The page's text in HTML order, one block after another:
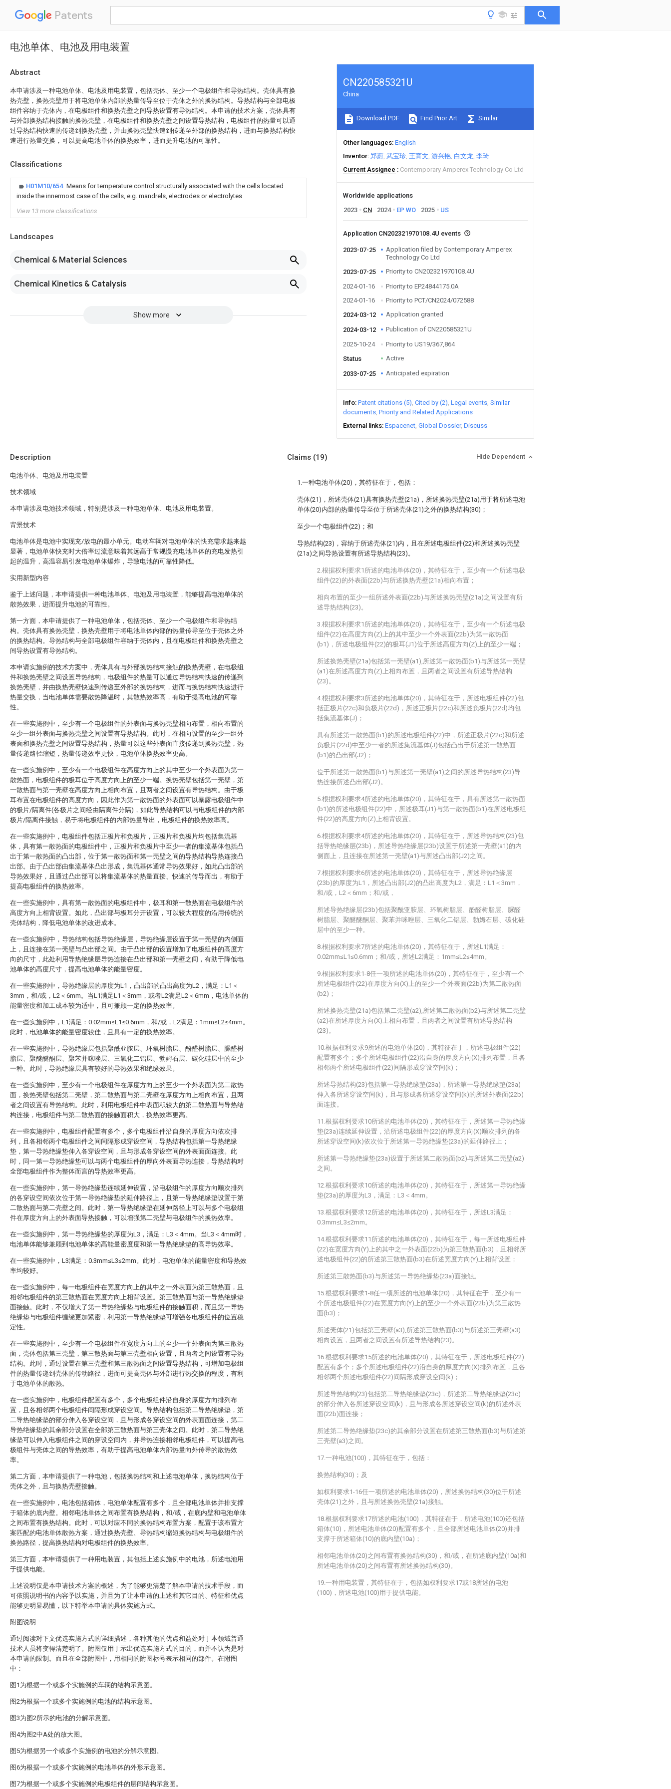
Patents
电池单体、电池及用电装置
Abstract
本申请涉及一种电池单体、电池及用电装置，包括壳体、至少一个电极组件和导热结构。壳体具有换
热壳壁，换热壳壁用于将电池单体内部的热量传导至位于壳体之外的换热结构。导热结构与全部电极
组件容纳于壳体内，在电极组件和换热壳壁之间导热设置有导热结构。本申请的技术方案，壳体具有
与外部换热结构接触的换热壳壁，在电极组件和换热壳壁之间设置导热结构，电极组件的热量可以通
过导热结构快速的传递到换热壳壁，并由换热壳壁快速到传递至外部的换热结构，进而与换热结构快
速进行热量交换，可以提高电池单体的换热效率，进而提升电池的可靠性。
Classifications
H01M10/654 Means for temperature control structurally associated with the cells located
inside the innermost case of the cells, e.g. mandrels, electrodes or electrolytes
View 13 more classifications
Landscapes
Chemical & Material Sciences
Chemical Kinetics & Catalysis
Show more
CN220585321U
China
Download PDF Find Prior Art Similar
Other languages English
Inventor 郑蔚 武宝珍 王育文 游兴艳 白文龙 李琦
Current Assignee
Contemporary Amperex Technology Co Ltd
Worldwide applications
2023
CN 2024 EP WO 2025 US
Application CN202321970108.4U events
2023-07-25
Application filed by Contemporary Amperex
Technology Co Ltd
2023-07-25
Priority to CN202321970108.4U
2024-01-16
Priority to EP24844175.0A
2024-01-16
Priority to PCT/CN2024/072588
2024-03-12
Application granted
2024-03-12
Publication of CN220585321U
2025-10-24
Priority to US19/367,864
Status
Active
2033-07-25 Anticipated expiration
Info Patent citations (5) Cited by (2) Legal events Similar
documents Priority and Related Applications
External links Espacenet Global Dossier Discuss
Description
电池单体、电池及用电装置
技术领域
本申请涉及电池技术领域，特别是涉及一种电池单体、电池及用电装置。
背景技术
电池单体是电池中实现充/放电的最小单元。电动车辆对电池单体的快充需求越来越
显著，电池单体快充时大倍率过流意味着其远高于常规慢充电池单体的充电发热引
起的温升，高温容易引发电池单体爆炸，导致电池的可靠性降低。
实用新型内容
鉴于上述问题，本申请提供一种电池单体、电池及用电装置，能够提高电池单体的
散热效果，进而提升电池的可靠性。
第一方面，本申请提供了一种电池单体，包括壳体、至少一个电极组件和导热结
构。壳体具有换热壳壁，换热壳壁用于将电池单体内部的热量传导至位于壳体之外
的换热结构。导热结构与全部电极组件容纳于壳体内，且在电极组件和换热壳壁之
间导热设置有导热结构。
本申请实施例的技术方案中，壳体具有与外部换热结构接触的换热壳壁，在电极组
件和换热壳壁之间设置导热结构，电极组件的热量可以通过导热结构快速的传递到
换热壳壁，并由换热壳壁快速到传递至外部的换热结构，进而与换热结构快速进行
热量交换，当电池单体需要散热降温时，其散热效率高，有助于提高电池的可靠
性。
在一些实施例中，至少有一个电极组件的外表面与换热壳壁相向布置，相向布置的
至少一组外表面与换热壳壁之间设置有导热结构。此时，在相向设置的至少一组外
表面和换热壳壁之间设置导热结构，热量可以这些外表面直接传递到换热壳壁，热
量传递路径缩短，热量传递效率更快，电池单体换热效率更高。
在一些实施例中，至少有一个电极组件在高度方向上的其中至少一个外表面为第一
散热面，电极组件的极耳位于高度方向上的至少一端。换热壳壁包括第一壳壁，第
一散热面与第一壳壁在高度方向上相向布置，且两者之间设置有导热结构。由于极
耳布置在电极组件的高度方向，因此作为第一散热面的外表面可以暴露电极组件中
的极片/隔离件(各极片之间经由隔离件分隔)，如此导热结构可以与电极组件的内部
极片/隔离件接触，易于将电极组件的内部热量导出，电极组件的换热效率高。
在一些实施例中，电极组件包括正极片和负极片，正极片和负极片均包括集流基
体，具有第一散热面的电极组件中，正极片和负极片中至少一者的集流基体包括凸
出于第一散热面的凸出部，位于第一散热面和第一壳壁之间的导热结构导热连接凸
出部。由于凸出部由集流基体凸出形成，集流基体通常导热效果好，如此凸出部的
导热效果好，且通过凸出部可以将集流基体的热量直接、快速的传导而出，有助于
提高电极组件的换热效率。
在一些实施例中，具有第一散热面的电极组件中，极耳和第一散热面在电极组件的
高度方向上相背设置。如此，凸出部与极耳分开设置，可以较大程度的沿用传统的
壳体结构，降低电池单体的改进成本。
在一些实施例中，导热结构包括导热绝缘层，导热绝缘层设置于第一壳壁的内侧面
上，且连接在第一壳壁与凸出部之间。由于凸出部的设置增加了电极组件的高度方
向的尺寸，此处利用导热绝缘层导热连接在凸出部和第一壳壁之间，有助于降低电
池单体的高度尺寸，提高电池单体的能量密度。
在一些实施例中，导热绝缘层的厚度为L1，凸出部的凸出高度为L2，满足：L1＜
3mm，和/或，L2＜6mm。当L1满足L1＜3mm，或者L2满足L2＜6mm，电池单体的
能量密度和加工成本较为适中，且可兼顾一定的换热效率。
在一些实施例中，L1满足：0.02mm≤L1≤0.6mm，和/或，L2满足：1mm≤L2≤4mm。
此时，电池单体的能量密度较佳，且具有一定的换热效率。
在一些实施例中，导热绝缘层包括聚酰亚胺层、环氧树脂层、酚醛树脂层、脲醛树
脂层、聚醚醚酮层、聚苯并咪唑层、三氧化二铝层、勃姆石层、碳化硅层中的至少
一种。此时，导热绝缘层具有较好的导热效果和绝缘效果。
在一些实施例中，至少有一个电极组件在厚度方向上的至少一个外表面为第二散热
面，换热壳壁包括第二壳壁，第二散热面与第二壳壁在厚度方向上相向布置，且两
者之间设置有导热结构。此时，利用电极组件中表面积较大的第二散热面与导热结
构连接，电极组件与第二散热面的接触面积大，换热效率更高。
在一些实施例中，电极组件配置有多个，多个电极组件沿自身的厚度方向依次排
列，且各相邻两个电极组件之间间隔形成穿设空间，导热结构包括第一导热绝缘
垫，第一导热绝缘垫伸入各穿设空间，且与形成各穿设空间的外表面面连接。此
时，同一第一导热绝缘垫可以与两个电极组件的厚向外表面导热连接，导热结构对
全部电极组件作为整体而言的导热效率更高。
在一些实施例中，第一导热绝缘垫连续延伸设置，沿电极组件的厚度方向顺次排列
的各穿设空间依次位于第一导热绝缘垫的延伸路径上，且第一导热绝缘垫设置于第
二散热面与第二壳壁之间。此时，第一导热绝缘垫在延伸路径上可以与多个电极组
件在厚度方向上的外表面导热接触，可以增强第二壳壁与电极组件的换热效率。
在一些实施例中，第一导热绝缘垫的厚度为L3，满足：L3＜4mm。当L3＜4mm时，
电池单体能够兼顾到电池单体的高能量密度度和第一导热绝缘垫的高导热效率。
在一些实施例中，L3满足：0.3mm≤L3≤2mm。此时，电池单体的能量密度和导热效
率均较好。
在一些实施例中，每一电极组件在宽度方向上的其中之一外表面为第三散热面，且
相邻电极组件的第三散热面在宽度方向上相背设置。第三散热面与第一导热绝缘垫
面接触。此时，不仅增大了第一导热绝缘垫与电极组件的接触面积，而且第一导热
绝缘垫与电极组件缠绕更加紧密，利用第一导热绝缘垫可增强各电极组件的位置稳
定性。
在一些实施例中，至少有一个电极组件在宽度方向上的至少一个外表面为第三散热
面，壳体包括第三壳壁，第三散热面与第三壳壁相向设置，且两者之间设置有导热
结构。此时，通过设置在第三壳壁和第三散热面之间设置导热结构，可增加电极组
件的热量传递到壳体的传动路径，进而可提高壳体与外部进行热交换的程度，有利
于电池单体的散热。
在一些实施例中，电极组件配置有多个，多个电极组件沿自身的厚度方向排列布
置，且各相邻两个电极组件间隔形成穿设空间。导热结构包括第二导热绝缘垫，第
二导热绝缘垫的部分伸入各穿设空间，且与形成各穿设空间的外表面面连接，第二
导热绝缘垫的其余部分设置在全部第三散热面与第三壳体之间。此时，第二导热绝
缘垫可以伸入电极组件之间的穿设空间内，并导热连接相邻电极组件，可以提高电
极组件与壳体之间的导热效率，有助于提高电池单体内部热量向外传导的散热效
率。
第二方面，本申请提供了一种电池，包括换热结构和上述电池单体，换热结构位于
壳体之外，且与换热壳壁接触。
在一些实施例中，电池包括箱体，电池单体配置有多个，且全部电池单体并排支撑
于箱体的底内壁。相邻电池单体之间布置有换热结构，和/或，在底内壁和电池单体
之间布置有换热结构。此时，可以对应不同的换热结构布置方案，配置于该布置方
案匹配的电池单体散热方案，通过换热壳壁、导热结构缩短换热结构与电极组件的
换热路径，提高换热结构对电极组件的换热效率。
第三方面，本申请提供了一种用电装置，其包括上述实施例中的电池，所述电池用
于提供电能。
上述说明仅是本申请技术方案的概述，为了能够更清楚了解本申请的技术手段，而
可依照说明书的内容予以实施，并且为了让本申请的上述和其它目的、特征和优点
能够更明显易懂，以下特举本申请的具体实施方式。
附图说明
通过阅读对下文优选实施方式的详细描述，各种其他的优点和益处对于本领域普通
技术人员将变得清楚明了。附图仅用于示出优选实施方式的目的，而并不认为是对
本申请的限制。而且在全部附图中，用相同的附图标号表示相同的部件。在附图
中：
图1为根据一个或多个实施例的车辆的结构示意图。
图2为根据一个或多个实施例的电池的结构示意图。
图3为图2所示的电池的分解示意图。
图4为图2中A处的放大图。
图5为根据另一个或多个实施例的电池的分解示意图。
图6为根据一个或多个实施例的电池单体的外形示意图。
图7为根据一个或多个实施例的电极组件的层间结构示意图。
Claims (19) Hide Dependent
1.一种电池单体(20)，其特征在于，包括：
壳体(21)，所述壳体(21)具有换热壳壁(21a)，所述换热壳壁(21a)用于将所述电池
单体(20)内部的热量传导至位于所述壳体(21)之外的换热结构(30)；
至少一个电极组件(22)；和
导热结构(23)，容纳于所述壳体(21)内，且在所述电极组件(22)和所述换热壳壁
(21a)之间导热设置有所述导热结构(23)。
2.根据权利要求1所述的电池单体(20)，其特征在于，至少有一个所述电极
组件(22)的外表面(22b)与所述换热壳壁(21a)相向布置；
相向布置的至少一组所述外表面(22b)与所述换热壳壁(21a)之间设置有所
述导热结构(23)。
3.根据权利要求1所述的电池单体(20)，其特征在于，至少有一个所述电极
组件(22)在高度方向(Z)上的其中至少一个外表面(22b)为第一散热面
(b1)，所述电极组件(22)的极耳(J1)位于所述高度方向(Z)上的至少一端；
所述换热壳壁(21a)包括第一壳壁(a1),所述第一散热面(b1)与所述第一壳壁
(a1)在所述高度方向(Z)上相向布置，且两者之间设置有所述导热结构
(23)。
4.根据权利要求3所述的电池单体(20)，其特征在于，所述电极组件(22)包
括正极片(22c)和负极片(22d)，所述正极片(22c)和所述负极片(22d)均包
括集流基体(J)；
具有所述第一散热面(b1)的所述电极组件(22)中，所述正极片(22c)和所述
负极片(22d)中至少一者的所述集流基体(J)包括凸出于所述第一散热面
(b1)的凸出部(J2)；
位于所述第一散热面(b1)与所述第一壳壁(a1)之间的所述导热结构(23)导
热连接所述凸出部(J2)。
5.根据权利要求4所述的电池单体(20)，其特征在于，具有所述第一散热面
(b1)的所述电极组件(22)中，所述极耳(J1)与第一散热面(b1)在所述电极组
件(22)的高度方向(Z)上相背设置。
6.根据权利要求4所述的电池单体(20)，其特征在于，所述导热结构(23)包
括导热绝缘层(23b)，所述导热绝缘层(23b)设置于所述第一壳壁(a1)的内
侧面上，且连接在所述第一壳壁(a1)与所述凸出部(J2)之间。
7.根据权利要求6所述的电池单体(20)，其特征在于，所述导热绝缘层
(23b)的厚度为L1，所述凸出部(J2)的凸出高度为L2，满足：L1＜3mm，
和/或，L2＜6mm；和/或，
所述导热绝缘层(23b)包括聚酰亚胺层、环氧树脂层、酚醛树脂层、脲醛
树脂层、聚醚醚酮层、聚苯并咪唑层、三氧化二铝层、勃姆石层、碳化硅
层中的至少一种。
8.根据权利要求7所述的电池单体(20)，其特征在于，所述L1满足：
0.02mm≤L1≤0.6mm；和/或，所述L2满足：1mm≤L2≤4mm。
9.根据权利要求1-8任一项所述的电池单体(20)，其特征在于，至少有一个
所述电极组件(22)在厚度方向(X)上的至少一个外表面(22b)为第二散热面
(b2)；
所述换热壳壁(21a)包括第二壳壁(a2),所述第二散热面(b2)与所述第二壳壁
(a2)在所述厚度方向(X)上相向布置，且两者之间设置有所述导热结构
(23)。
10.根据权利要求9所述的电池单体(20)，其特征在于，所述电极组件(22)
配置有多个；多个所述电极组件(22)沿自身的厚度方向(X)排列布置，且各
相邻两个所述电极组件(22)间隔形成穿设空间(k)；
所述导热结构(23)包括第一导热绝缘垫(23a)，所述第一导热绝缘垫(23a)
伸入各所述穿设空间(k)，且与形成各所述穿设空间(k)的所述外表面(22b)
面连接。
11.根据权利要求10所述的电池单体(20)，其特征在于，所述第一导热绝缘
垫(23a)连续延伸设置，沿所述电极组件(22)的厚度方向(X)顺次排列的各
所述穿设空间(k)依次位于所述第一导热绝缘垫(23a)的延伸路径上；
所述第一导热绝缘垫(23a)设置于所述第二散热面(b2)与所述第二壳壁(a2)
之间。
12.根据权利要求10所述的电池单体(20)，其特征在于，所述第一导热绝缘
垫(23a)的厚度为L3，满足：L3＜4mm。
13.根据权利要求12所述的电池单体(20)，其特征在于，所述L3满足：
0.3mm≤L3≤2mm。
14.根据权利要求11所述的电池单体(20)，其特征在于，每一所述电极组件
(22)在宽度方向(Y)上的其中之一外表面(22b)为第三散热面(b3)，且相邻所
述电极组件(22)的所述第三散热面(b3)在所述宽度方向(Y)上相背设置；
所述第三散热面(b3)与所述第一导热绝缘垫(23a)面接触。
15.根据权利要求1-8任一项所述的电池单体(20)，其特征在于，至少有一
个所述电极组件(22)在宽度方向(Y)上的至少一个外表面(22b)为第三散热
面(b3)；
所述壳体(21)包括第三壳壁(a3),所述第三散热面(b3)与所述第三壳壁(a3)
相向设置，且两者之间设置有所述导热结构(23)。
16.根据权利要求15所述的电池单体(20)，其特征在于，所述电极组件(22)
配置有多个；多个所述电极组件(22)沿自身的厚度方向(X)排列布置，且各
相邻两个所述电极组件(22)间隔形成穿设空间(k)；
所述导热结构(23)包括第二导热绝缘垫(23c)，所述第二导热绝缘垫(23c)
的部分伸入各所述穿设空间(k)，且与形成各所述穿设空间(k)的所述外表
面(22b)面连接；
所述第二导热绝缘垫(23c)的其余部分设置在所述第三散热面(b3)与所述第
三壳壁(a3)之间。
17.一种电池(100)，其特征在于，包括：
换热结构(30)；及
如权利要求1-16任一项所述的电池单体(20)，所述换热结构(30)位于所述
壳体(21)之外，且与所述换热壳壁(21a)接触。
18.根据权利要求17所述的电池(100)，其特征在于，所述电池(100)还包括
箱体(10)，所述电池单体(20)配置有多个，且全部所述电池单体(20)并排
支撑于所述箱体(10)的底内壁(10a)；
相邻电池单体(20)之间布置有换热结构(30)，和/或，在所述底内壁(10a)和
所述电池单体(20)之间布置有所述换热结构(30)。
19.一种用电装置，其特征在于，包括如权利要求17或18所述的电池
(100)，所述电池(100)用于提供电能。